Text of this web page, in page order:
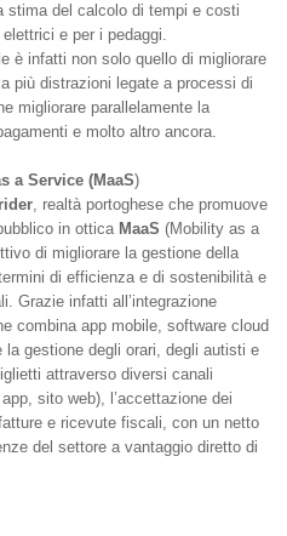
stima del calcolo di tempi e costi
e per i pedaggi.
è infatti non solo quello di migliorare
più distrazioni legate a processi di
migliorare parallelamente la
e molto altro ancora.
a Service (MaaS)
, realtà portoghese che promuove
in ottica MaaS (Mobility as a
di migliorare la gestione della
di efficienza e di sostenibilità e
Grazie infatti all’integrazione
combina app mobile, software cloud
gestione degli orari, degli autisti e
attraverso diversi canali
sito web), l’accettazione dei
e ricevute fiscali, con un netto
del settore a vantaggio diretto di